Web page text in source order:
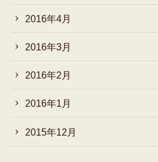
2016年4月
2016年3月
2016年2月
2016年1月
2015年12月